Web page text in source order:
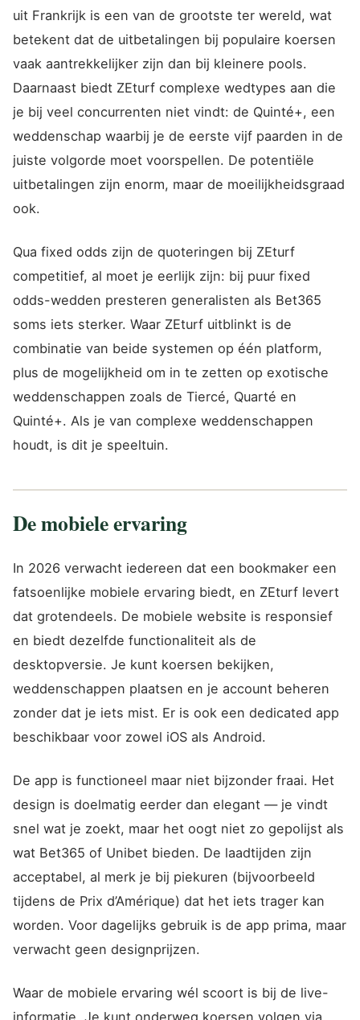
uit Frankrijk is een van de grootste ter wereld, wat
betekent dat de uitbetalingen bij populaire koersen
vaak aantrekkelijker zijn dan bij kleinere pools.
Daarnaast biedt ZEturf complexe wedtypes aan die
je bij veel concurrenten niet vindt: de Quinté+, een
weddenschap waarbij je de eerste vijf paarden in de
juiste volgorde moet voorspellen. De potentiële
uitbetalingen zijn enorm, maar de moeilijkheidsgraad
ook.
Qua fixed odds zijn de quoteringen bij ZEturf
competitief, al moet je eerlijk zijn: bij puur fixed
odds-wedden presteren generalisten als Bet365
soms iets sterker. Waar ZEturf uitblinkt is de
combinatie van beide systemen op één platform,
plus de mogelijkheid om in te zetten op exotische
weddenschappen zoals de Tiercé, Quarté en
Quinté+. Als je van complexe weddenschappen
houdt, is dit je speeltuin.
De mobiele ervaring
In 2026 verwacht iedereen dat een bookmaker een
fatsoenlijke mobiele ervaring biedt, en ZEturf levert
dat grotendeels. De mobiele website is responsief
en biedt dezelfde functionaliteit als de
desktopversie. Je kunt koersen bekijken,
weddenschappen plaatsen en je account beheren
zonder dat je iets mist. Er is ook een dedicated app
beschikbaar voor zowel iOS als Android.
De app is functioneel maar niet bijzonder fraai. Het
design is doelmatig eerder dan elegant — je vindt
snel wat je zoekt, maar het oogt niet zo gepolijst als
wat Bet365 of Unibet bieden. De laadtijden zijn
acceptabel, al merk je bij piekuren (bijvoorbeeld
tijdens de Prix d’Amérique) dat het iets trager kan
worden. Voor dagelijks gebruik is de app prima, maar
verwacht geen designprijzen.
Waar de mobiele ervaring wél scoort is bij de live-
informatie. Je kunt onderweg koersen volgen via